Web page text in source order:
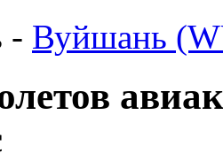
- Вуйшань